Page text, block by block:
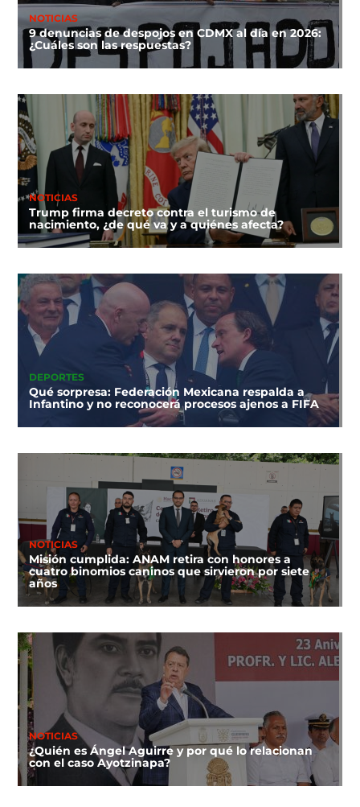
NOTICIAS
9 denuncias de despojos en CDMX al día en 2026:
¿Cuáles son las respuestas?
NOTICIAS
Trump firma decreto contra el turismo de
nacimiento, ¿de qué va y a quiénes afecta?
DEPORTES
Qué sorpresa: Federación Mexicana respalda a
Infantino y no reconocerá procesos ajenos a FIFA
NOTICIAS
Misión cumplida: ANAM retira con honores a
cuatro binomios caninos que sirvieron por siete
años
NOTICIAS
¿Quién es Ángel Aguirre y por qué lo relacionan
con el caso Ayotzinapa?